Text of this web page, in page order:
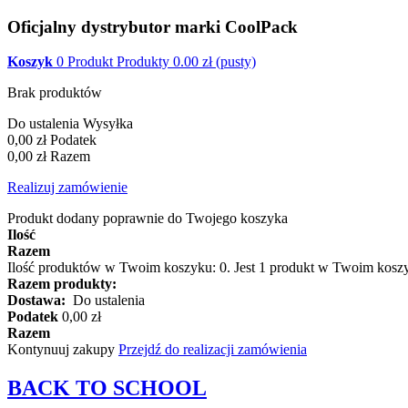
Oficjalny dystrybutor marki CoolPack
Koszyk 0 Produkt Produkty 0.00 zł (pusty)
Brak produktów
Do ustalenia Wysyłka
0,00 zł Podatek
0,00 zł Razem
Realizuj zamówienie
Produkt dodany poprawnie do Twojego koszyka
Ilość
Razem
Ilość produktów w Twoim koszyku: 0. Jest 1 produkt w Twoim
Razem produkty:
Dostawa: Do ustalenia
Podatek 0,00 zł
Razem
Kontynuuj zakupy Przejdź do realizacji zamówienia
BACK TO SCHOOL